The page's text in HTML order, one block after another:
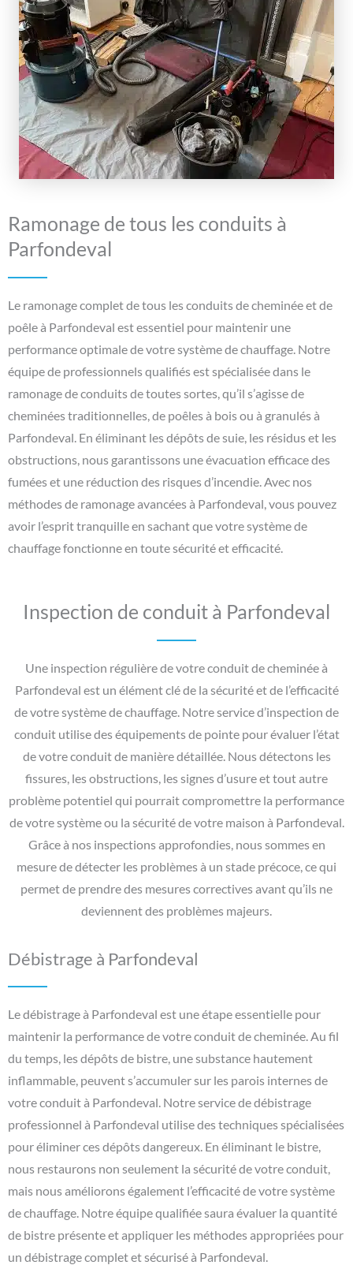
Ramonage de tous les conduits à
Parfondeval
Le ramonage complet de tous les conduits de cheminée et de
poêle à Parfondeval est essentiel pour maintenir une
performance optimale de votre système de chauffage. Notre
équipe de professionnels qualifiés est spécialisée dans le
ramonage de conduits de toutes sortes, qu’il s’agisse de
cheminées traditionnelles, de poêles à bois ou à granulés à
Parfondeval. En éliminant les dépôts de suie, les résidus et les
obstructions, nous garantissons une évacuation efficace des
fumées et une réduction des risques d’incendie. Avec nos
méthodes de ramonage avancées à Parfondeval, vous pouvez
avoir l’esprit tranquille en sachant que votre système de
chauffage fonctionne en toute sécurité et efficacité.
Inspection de conduit à Parfondeval
Une inspection régulière de votre conduit de cheminée à
Parfondeval est un élément clé de la sécurité et de l’efficacité
de votre système de chauffage. Notre service d’inspection de
conduit utilise des équipements de pointe pour évaluer l’état
de votre conduit de manière détaillée. Nous détectons les
fissures, les obstructions, les signes d’usure et tout autre
problème potentiel qui pourrait compromettre la performance
de votre système ou la sécurité de votre maison à Parfondeval.
Grâce à nos inspections approfondies, nous sommes en
mesure de détecter les problèmes à un stade précoce, ce qui
permet de prendre des mesures correctives avant qu’ils ne
deviennent des problèmes majeurs.
Débistrage à Parfondeval
Le débistrage à Parfondeval est une étape essentielle pour
maintenir la performance de votre conduit de cheminée. Au fil
du temps, les dépôts de bistre, une substance hautement
inflammable, peuvent s’accumuler sur les parois internes de
votre conduit à Parfondeval. Notre service de débistrage
professionnel à Parfondeval utilise des techniques spécialisées
pour éliminer ces dépôts dangereux. En éliminant le bistre,
nous restaurons non seulement la sécurité de votre conduit,
mais nous améliorons également l’efficacité de votre système
de chauffage. Notre équipe qualifiée saura évaluer la quantité
de bistre présente et appliquer les méthodes appropriées pour
un débistrage complet et sécurisé à Parfondeval.